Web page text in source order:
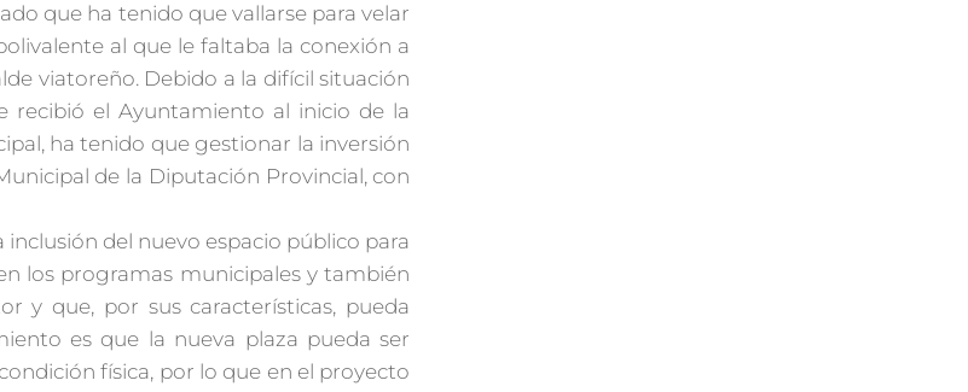
que ha tenido que vallarse para velar
al que le faltaba la conexión a
viatoreño. Debido a la difícil situación
recibió el Ayuntamiento al inicio de la
ha tenido que gestionar la inversión
de la Diputación Provincial, con
del nuevo espacio público para
los programas municipales y también
y que, por sus características, pueda
es que la nueva plaza pueda ser
física, por lo que en el proyecto